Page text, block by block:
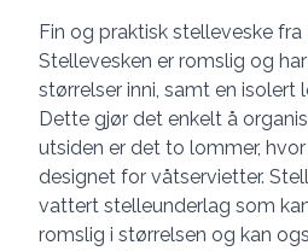
Description
Fin og praktisk stelleveske fra
Stellevesken er romslig og
størrelser inni, samt en isolert
Dette gjør det enkelt å
utsiden er det to lommer,
designet for våtservietter.
vattert stelleunderlag som
romslig i størrelsen og kan